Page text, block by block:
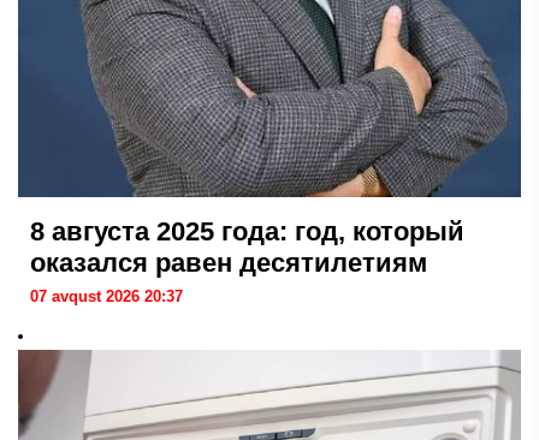
8 августа 2025 года: год, который
оказался равен десятилетиям
07 avqust 2026 20:37